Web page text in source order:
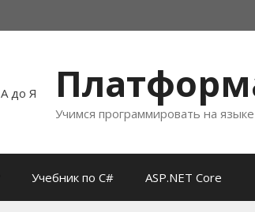
Учимся программировать на
Учебник по C# ASP.NET Core